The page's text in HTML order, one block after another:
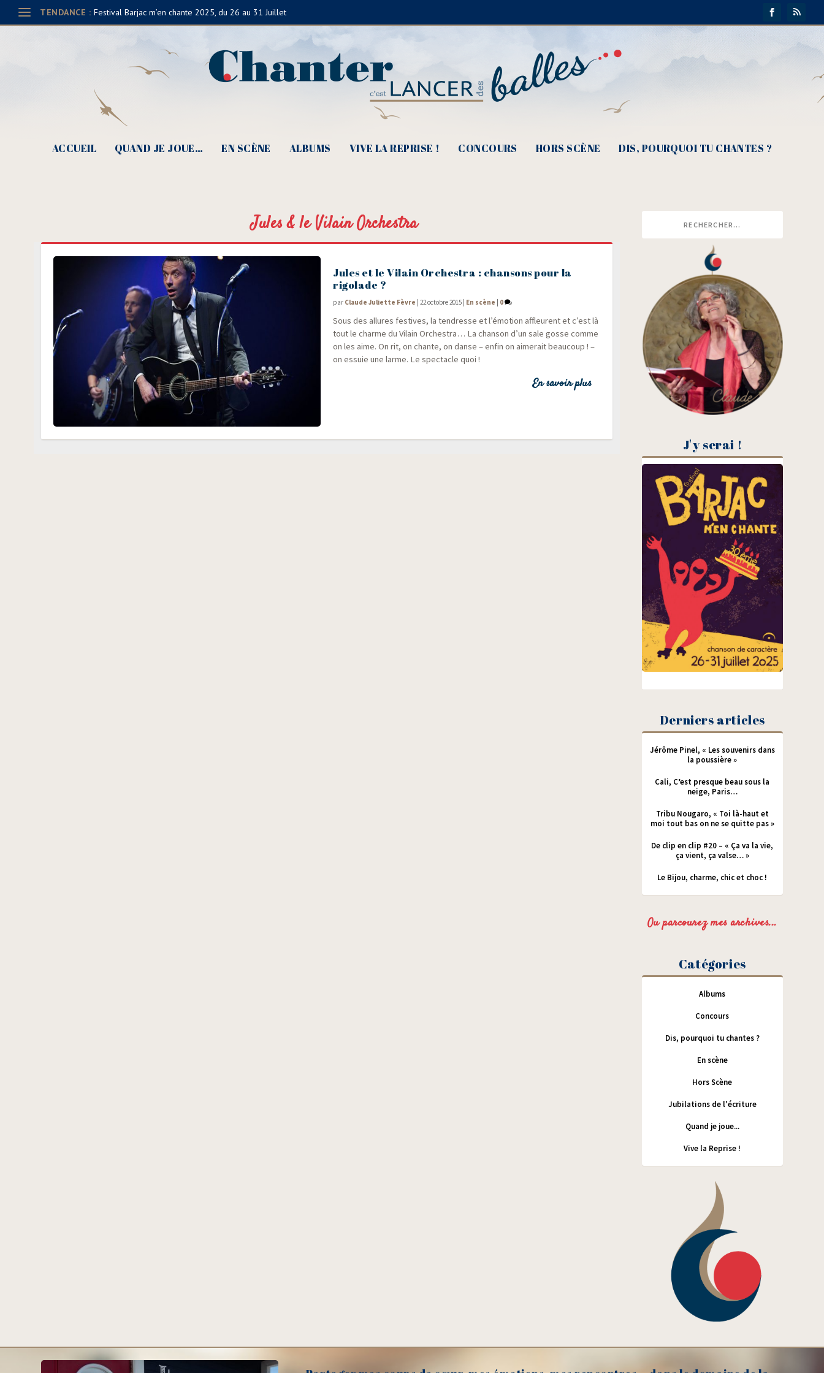
TENDANCE : Festival Barjac m’en chante 2025, du 26 au 31 Juillet
ACCUEIL QUAND JE JOUE… EN SCÈNE ALBUMS VIVE LA REPRISE ! CONCOURS HORS SCÈNE DIS, POURQUOI TU CHANTES ?
Jules & le Vilain Orchestra
Jules et le Vilain Orchestra : chansons pour la
rigolade ?
par Claude Juliette Fèvre |22 octobre 2015 En scène 0
Sous des allures fes­tives, la ten­dresse et l’émotion affleurent et c’est là
tout le charme du Vilain Orches­tra… La chan­son d’un sale gosse comme
on les aime. On rit, on chante, on danse – enfin on aime­rait beau­coup ! –
on essuie une larme. Le spec­tacle quoi !
En savoir plus
J'y serai !
Derniers articles
Jérôme Pinel, « Les souvenirs dans
la poussière »
Cali, C’est presque beau sous la
neige, Paris…
Tribu Nougaro, « Toi là-haut et
moi tout bas on ne se quitte pas »
De clip en clip #20 – « Ça va la vie,
ça vient, ça valse… »
Le Bijou, charme, chic et choc !
Ou parcourez mes archives...
Catégories
Albums
Concours
Dis, pourquoi tu chantes ?
En scène
Hors Scène
Jubilations de l'écriture
Quand je joue...
Vive la Reprise !